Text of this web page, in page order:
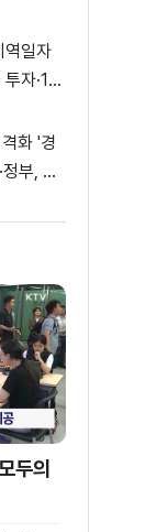
역일자
투자·13
화 '경
정부, 금
두의